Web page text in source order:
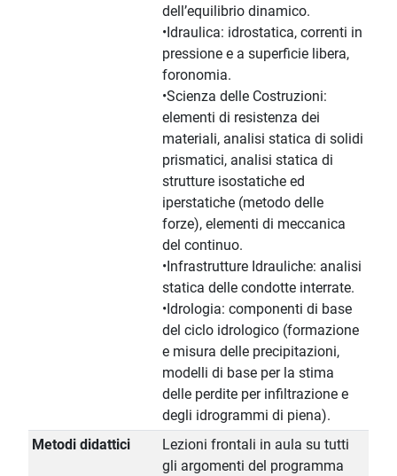
dell’equilibrio dinamico.
•Idraulica: idrostatica, correnti in
pressione e a superficie libera,
foronomia.
•Scienza delle Costruzioni:
elementi di resistenza dei
materiali, analisi statica di solidi
prismatici, analisi statica di
strutture isostatiche ed
iperstatiche (metodo delle
forze), elementi di meccanica
del continuo.
•Infrastrutture Idrauliche: analisi
statica delle condotte interrate.
•Idrologia: componenti di base
del ciclo idrologico (formazione
e misura delle precipitazioni,
modelli di base per la stima
delle perdite per infiltrazione e
degli idrogrammi di piena).
Metodi didattici
Lezioni frontali in aula su tutti
gli argomenti del programma